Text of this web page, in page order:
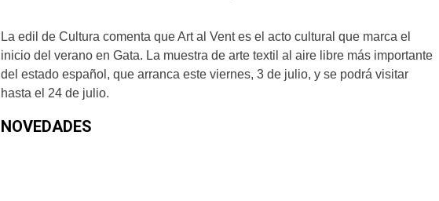
La edil de Cultura comenta que Art al Vent es el acto cultural que marca el
inicio del verano en Gata. La muestra de arte textil al aire libre más importante
del estado español, que arranca este viernes, 3 de julio, y se podrá visitar
hasta el 24 de julio.
NOVEDADES